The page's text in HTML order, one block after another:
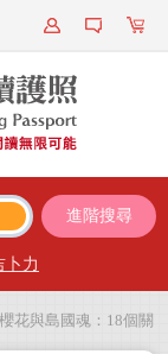
進階搜尋
卜力
花與島國魂：18個關